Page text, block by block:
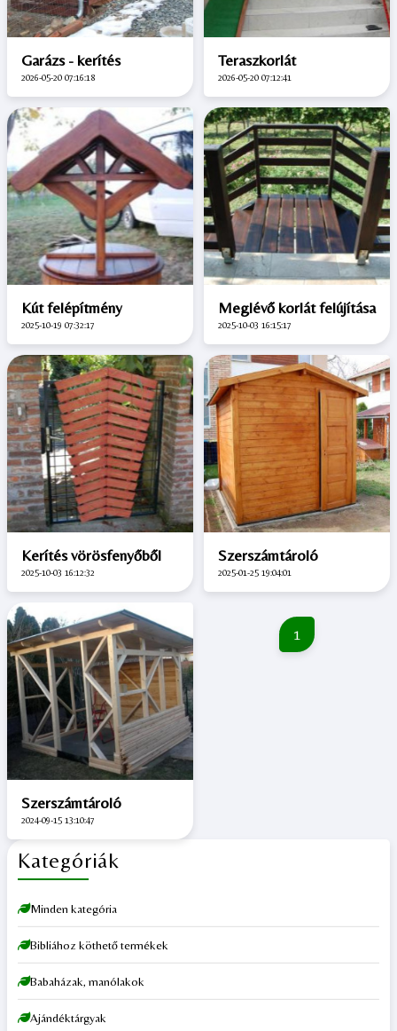
Kategóriák
Minden kategória
Bibliához köthető termékek
Babaházak, manólakok
Ajándéktárgyak
Garázs - kerítés
2026-05-20 07:16:18
Teraszkorlát
2026-05-20 07:12:41
Kút felépítmény
2025-10-19 07:32:17
Meglévő korlát felújítása
2025-10-03 16:15:17
Kerítés vörösfenyőből
2025-10-03 16:12:32
Szerszámtároló
2025-01-25 19:04:01
Szerszámtároló
2024-09-15 13:10:47
1